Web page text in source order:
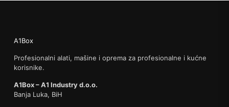
A1Box
Profesionalni alati, mašine i oprema za profesionalne i kućne
korisnike.
A1Box – A1 Industry d.o.o.
Banja Luka, BiH